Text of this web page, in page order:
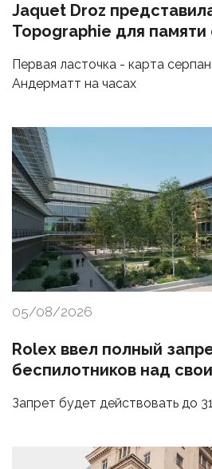
Jaquet Droz
Topographie для
Первая ласточка - карта
Андерматт на часах
05/08/2026
Rolex ввел полный
беспилотников над
Запрет будет действовать до